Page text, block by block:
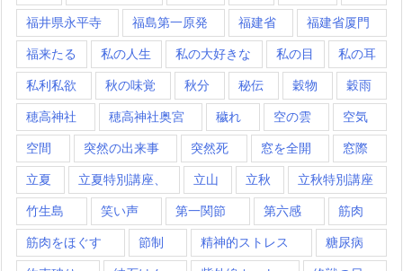
福井県永平寺 福島第一原発 福建省 福建省厦門
福来たる 私の人生 私の大好きな 私の目 私の耳
私利私欲 秋の味覚 秋分 秘伝 穀物 穀雨
穂高神社 穂高神社奥宮 穢れ 空の雲 空気
空間 突然の出来事 突然死 窓を全開 窓際
立夏 立夏特別講座、 立山 立秋 立秋特別講座
竹生島 笑い声 第一関節 第六感 筋肉
筋肉をほぐす 節制 精神的ストレス 糖尿病